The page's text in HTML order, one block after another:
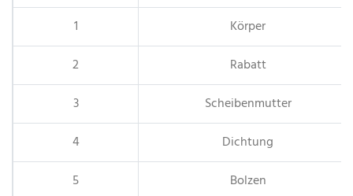
1
Körper
2
Rabatt
3
Scheibenmutter
4
Dichtung
5
Bolzen